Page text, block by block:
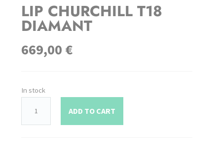
LIP CHURCHILL T18
DIAMANT
669,00 €
In stock
ADD TO CART